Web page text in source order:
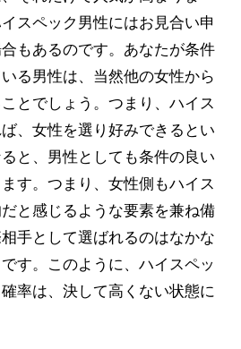
スペック男性にはお見合い申
もあるのです。あなたが条件
る男性は、当然他の女性から
とでしょう。つまり、ハイス
、女性を選り好みできるとい
と、男性としても条件の良い
す。つまり、女性側もハイス
と感じるような要素を兼ね備
手として選ばれるのはなかな
す。このように、ハイスペッ
率は、決して高くない状態に